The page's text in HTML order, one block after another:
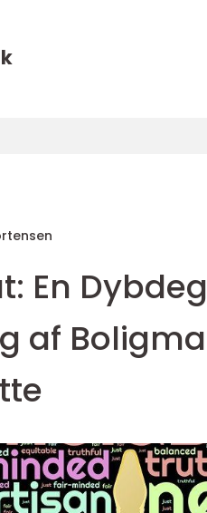
En
af